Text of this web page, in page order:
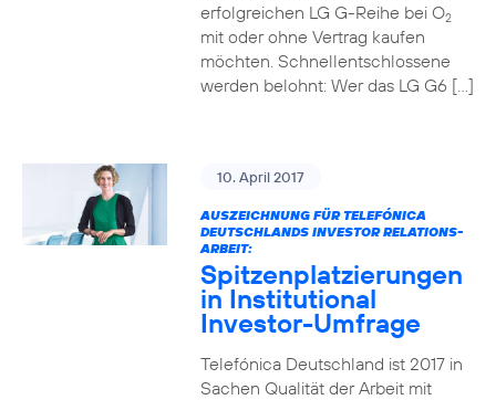
erfolgreichen LG G-Reihe bei O2
mit oder ohne Vertrag kaufen
möchten. Schnellentschlossene
werden belohnt: Wer das LG G6 […]
10. April 2017
AUSZEICHNUNG FÜR TELEFÓNICA
DEUTSCHLANDS INVESTOR RELATIONS-
ARBEIT:
Spitzenplatzierungen
in Institutional
Investor-Umfrage
Telefónica Deutschland ist 2017 in
Sachen Qualität der Arbeit mit